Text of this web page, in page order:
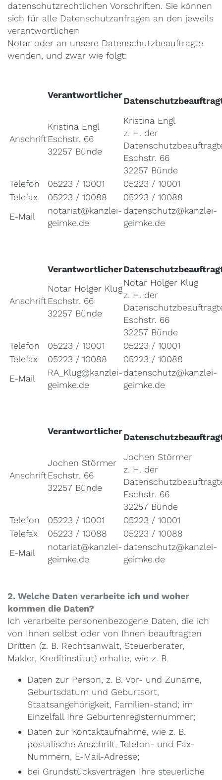
datenschutzrechtlichen Vorschriften. Sie können
sich für alle Datenschutzanfragen an den jeweils
verantwortlichen
Notar oder an unsere Datenschutzbeauftragte
wenden, und zwar wie folgt:
Verantwortlicher
Anschrift
Kristina Engl
Eschstr. 66
32257 Bünde
Kristina Engl
z. H. der
Eschstr. 66
32257 Bünde
Telefon
05223 / 10001
05223 / 10001
Telefax
05223 / 10088
05223 / 10088
E-Mail
notariat@kanzlei-
geimke.de
datenschutz@kanzlei-
geimke.de
Verantwortlicher
Anschrift
Notar Holger Klug
Eschstr. 66
32257 Bünde
Notar Holger Klug
z. H. der
Eschstr. 66
32257 Bünde
Telefon
05223 / 10001
05223 / 10001
Telefax
05223 / 10088
05223 / 10088
E-Mail
RA_Klug@kanzlei-
geimke.de
datenschutz@kanzlei-
geimke.de
Verantwortlicher
Anschrift
Jochen Störmer
Eschstr. 66
32257 Bünde
Jochen Störmer
z. H. der
Eschstr. 66
32257 Bünde
Telefon
05223 / 10001
05223 / 10001
Telefax
05223 / 10088
05223 / 10088
E-Mail
notariat@kanzlei-
geimke.de
datenschutz@kanzlei-
geimke.de
2. Welche Daten verarbeite ich und woher
kommen die Daten?
Ich verarbeite personenbezogene Daten, die ich
von Ihnen selbst oder von Ihnen beauftragten
Dritten (z. B. Rechtsanwalt, Steuerberater,
Makler, Kreditinstitut) erhalte, wie z. B.
Daten zur Person, z. B. Vor- und Zuname,
Geburtsdatum und Geburtsort,
Staatsangehörigkeit, Familien-stand; im
Einzelfall Ihre Geburtenregisternummer;
Daten zur Kontaktaufnahme, wie z. B.
postalische Anschrift, Telefon- und Fax-
Nummern, E-Mail-Adresse;
bei Grundstücksverträgen Ihre steuerliche